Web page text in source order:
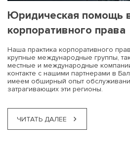
Юридическая помощь
корпоративного права
Наша практика корпоративного
крупные международные группы,
местные и международные
контакте с нашими партнерами в
имеем обширный опыт
затрагивающих эти регионы.
ЧИТАТЬ ДАЛЕЕ